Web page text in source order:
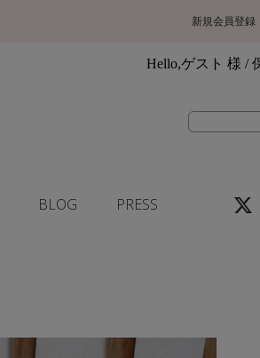
新規会員登録
Hello,ゲスト 様 /
BLOG PRESS